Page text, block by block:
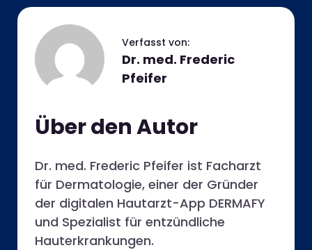
Dr. med. Frederic
Pfeifer
Über den Autor
Dr. med. Frederic Pfeifer ist Facharzt
für Dermatologie, einer der Gründer
der digitalen Hautarzt-App DERMAFY
und Spezialist für entzündliche
Hauterkrankungen.